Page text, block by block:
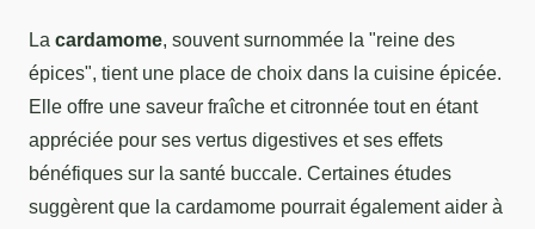
La cardamome, souvent surnommée la "reine des
épices", tient une place de choix dans la cuisine épicée.
Elle offre une saveur fraîche et citronnée tout en étant
appréciée pour ses vertus digestives et ses effets
bénéfiques sur la santé buccale. Certaines études
suggèrent que la cardamome pourrait également aider à